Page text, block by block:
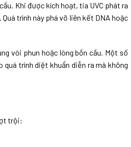
Khi được kích hoạt, tia UVC phát ra
trình này phá vỡ liên kết DNA hoặc
vòi phun hoặc lòng bồn cầu. Một số
trình diệt khuẩn diễn ra mà không
trội: